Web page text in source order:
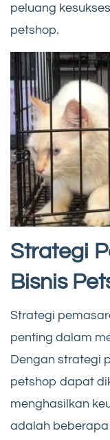
peluang
petshop.
Strategi
Bisnis
Strategi
penting dalam
Dengan strategi
petshop dapat
menghasilkan
adalah